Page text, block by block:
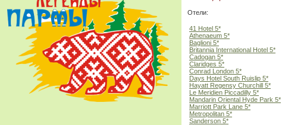
Отели:
41 Hotel 5*
Athenaeum 5*
Baglioni 5*
Britannia International Hotel 5*
Cadogan 5*
Claridges 5*
Conrad London 5*
Days Hotel South Ruislip 5*
Hayatt Regensy Churchill 5*
Le Meridien Piccadilly 5*
Mandarin Oriental Hyde Park 5*
Marriott Park Lane 5*
Metropolitan 5*
Sanderson 5*